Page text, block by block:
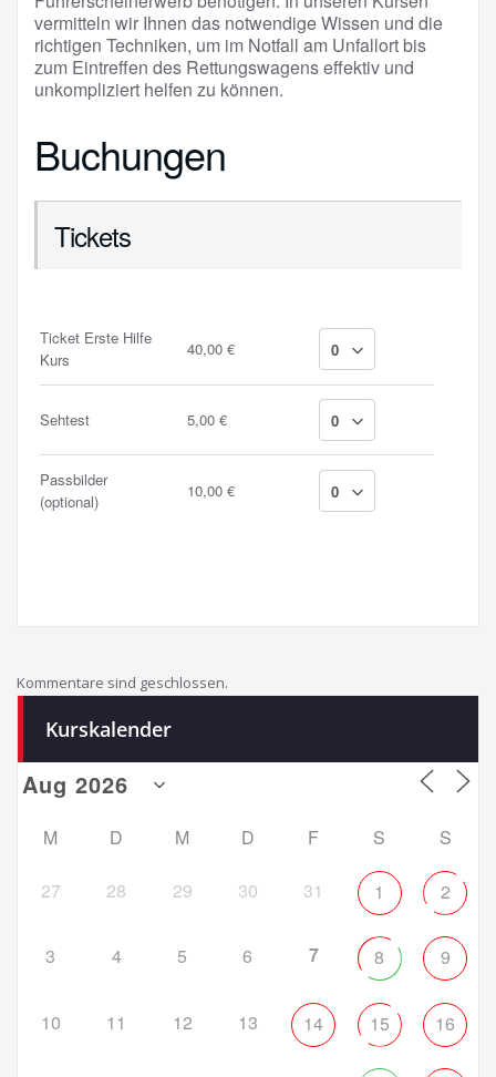
vermitteln wir Ihnen das notwendige Wissen und die
richtigen Techniken, um im Notfall am Unfallort bis
zum Eintreffen des Rettungswagens effektiv und
unkompliziert helfen zu können.
Buchungen
Tickets
Ticket Erste Hilfe
Kurs
40,00 €
Sehtest 5,00 €
Passbilder
(optional)
10,00 €
Kommentare sind geschlossen.
Kurskalender
M D M D F S S
27 28 29 30 31 1 2
3 4 5 6 7 8 9
10 11 12 13 14 15 16